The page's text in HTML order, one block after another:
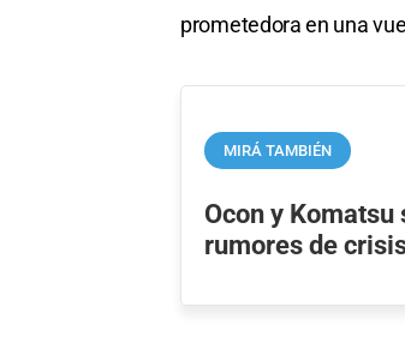
prometedora en una
MIRÁ TAMBIÉN
Ocon y
rumores de